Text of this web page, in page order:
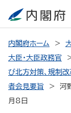
内閣府ホーム
大臣・大臣政務官
び北方対策、規制改
者会見要旨
河
月8日